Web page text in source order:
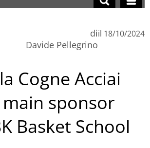
di
Davide Pellegrino
il 18/10/2024
Cogne Acciai
sponsor
Basket School